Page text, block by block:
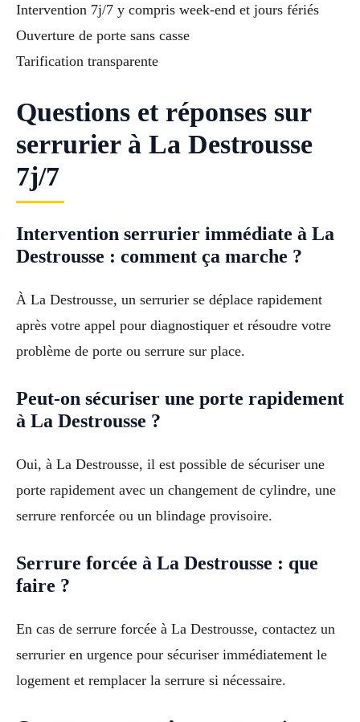
Intervention 7j/7 y compris week-end et jours fériés
Ouverture de porte sans casse
Tarification transparente
Questions et réponses sur
serrurier à La Destrousse
7j/7
Intervention serrurier immédiate à La
Destrousse : comment ça marche ?
À La Destrousse, un serrurier se déplace rapidement
après votre appel pour diagnostiquer et résoudre votre
problème de porte ou serrure sur place.
Peut-on sécuriser une porte rapidement
à La Destrousse ?
Oui, à La Destrousse, il est possible de sécuriser une
porte rapidement avec un changement de cylindre, une
serrure renforcée ou un blindage provisoire.
Serrure forcée à La Destrousse : que
faire ?
En cas de serrure forcée à La Destrousse, contactez un
serrurier en urgence pour sécuriser immédiatement le
logement et remplacer la serrure si nécessaire.